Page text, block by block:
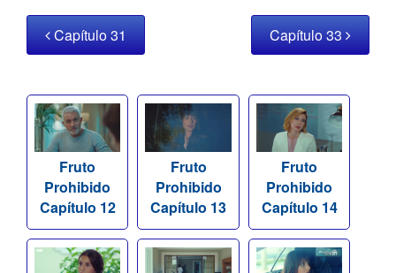
Capítulo 31 Capítulo 33
Fruto
Prohibido
Capítulo 12
Fruto
Prohibido
Capítulo 13
Fruto
Prohibido
Capítulo 14